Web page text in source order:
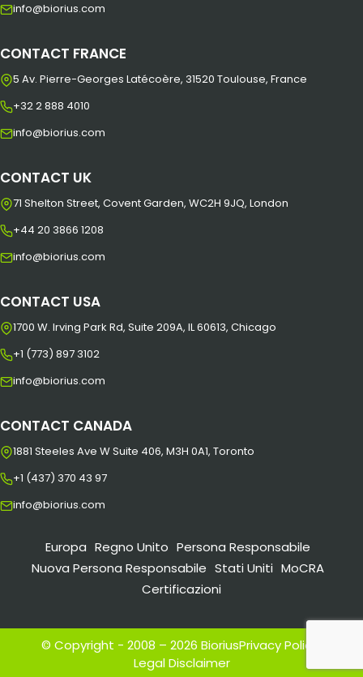
info@biorius.com
CONTACT FRANCE
5 Av. Pierre-Georges Latécoère, 31520 Toulouse, France
+32 2 888 4010
info@biorius.com
CONTACT UK
71 Shelton Street, Covent Garden, WC2H 9JQ, London
+44 20 3866 1208
info@biorius.com
CONTACT USA
1700 W. Irving Park Rd, Suite 209A, IL 60613, Chicago
+1 (773) 897 3102
info@biorius.com
CONTACT CANADA
1881 Steeles Ave W Suite 406, M3H 0A1, Toronto
+1 (437) 370 43 97
info@biorius.com
Europa Regno Unito Persona Responsabile
Nuova Persona Responsabile Stati Uniti MoCRA
Certificazioni
© Copyright - 2008 – 2026 BioriusPrivacy Policy
Legal Disclaimer